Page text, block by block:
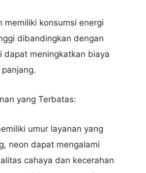
memiliki konsumsi energi
dibandingkan dengan
dapat meningkatkan biaya
yang Terbatas:
umur layanan yang
neon dapat mengalami
cahaya dan kecerahan